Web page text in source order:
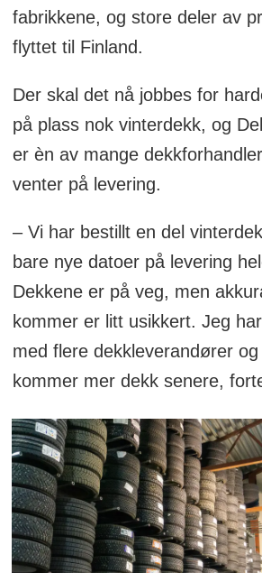
fabrikkene, og store deler av
flyttet til Finland.
Der skal det nå jobbes for
på plass nok vinterdekk, og
er èn av mange
venter på levering.
– Vi har bestillt en del
bare nye datoer på levering
Dekkene er på veg, men
kommer er litt usikkert. Jeg
med flere dekkleverandører
kommer mer dekk senere,